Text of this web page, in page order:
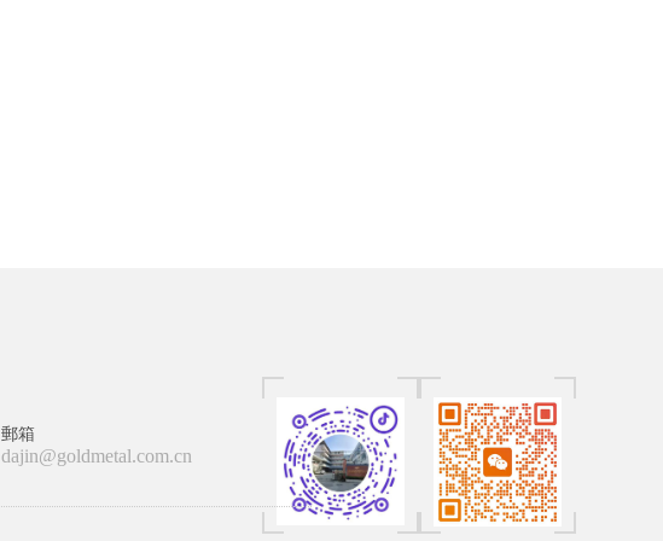
郵箱
dajin@goldmetal.com.cn